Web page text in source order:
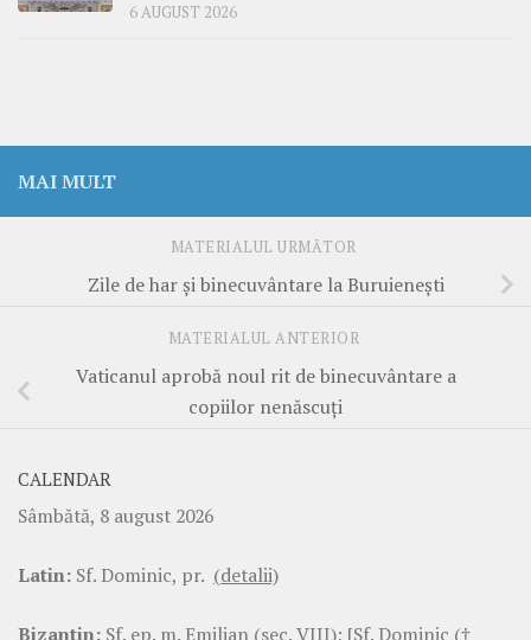
6 AUGUST 2026
MAI MULT
MATERIALUL URMĂTOR
Zile de har şi binecuvântare la Buruieneşti
MATERIALUL ANTERIOR
Vaticanul aprobă noul rit de binecuvântare a
copiilor nenăscuţi
CALENDAR
Sâmbătă, 8 august 2026
Latin: Sf. Dominic, pr. (detalii)
Bizantin: Sf. ep. m. Emilian (sec. VIII); [Sf. Dominic (†